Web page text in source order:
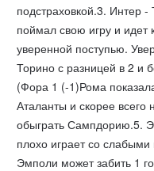
подстраховкой.3. Интер
поймал свою игру и идет
уверенной поступью.
Торино с разницей в 2 и
(Фора 1 (-1)Рома
Аталанты и скорее всего
обыграть Сампдорию.5.
плохо играет со
Эмполи может забить 1